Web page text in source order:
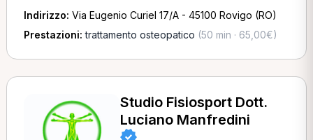
Indirizzo: Via Eugenio Curiel 17/A - 45100 Rovigo (RO)
Prestazioni:trattamento osteopatico (50 min · 65,00€)
Studio Fisiosport Dott.
Luciano Manfredini